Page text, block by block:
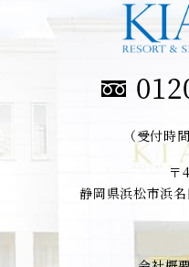
（受付時
〒
静岡県浜松市浜